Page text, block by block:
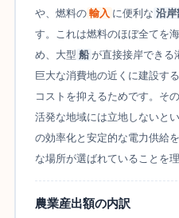
や、燃料の 輸入 に便利な 沿岸
す。これは燃料のほぼ全てを
め、大型 船 が直接接岸できる
巨大な消費地の近くに建設す
コストを抑えるためです。そ
活発な地域には立地しないと
の効率化と安定的な電力供給
な場所が選ばれていることを
農業産出額の内訳